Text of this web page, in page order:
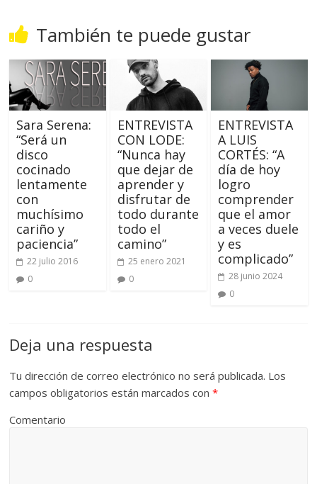
También te puede gustar
Sara Serena:
“Será un
disco
cocinado
lentamente
con
muchísimo
cariño y
paciencia”
22 julio 2016
0
ENTREVISTA
CON LODE:
“Nunca hay
que dejar de
aprender y
disfrutar de
todo durante
todo el
camino”
25 enero 2021
0
ENTREVISTA
A LUIS
CORTÉS: “A
día de hoy
logro
comprender
que el amor
a veces duele
y es
complicado”
28 junio 2024
0
Deja una respuesta
Tu dirección de correo electrónico no será publicada. Los
campos obligatorios están marcados con*
Comentario